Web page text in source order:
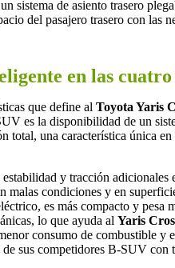
sistema de asiento trasero
del pasajero trasero con las
en las cuatro
que define al Toyota Yaris
es la disponibilidad de un
total, una característica única en
y tracción adicionales
malas condiciones y en
es más compacto y pesa
lo que ayuda al Yaris
consumo de combustible y
sus competidores B-SUV con